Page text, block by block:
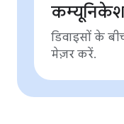
डिवाइसों के
मेज़र करें.